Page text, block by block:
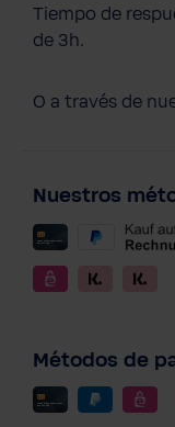
Tiempo de
de 3h.
O a través de
Nuestros
Métodos de